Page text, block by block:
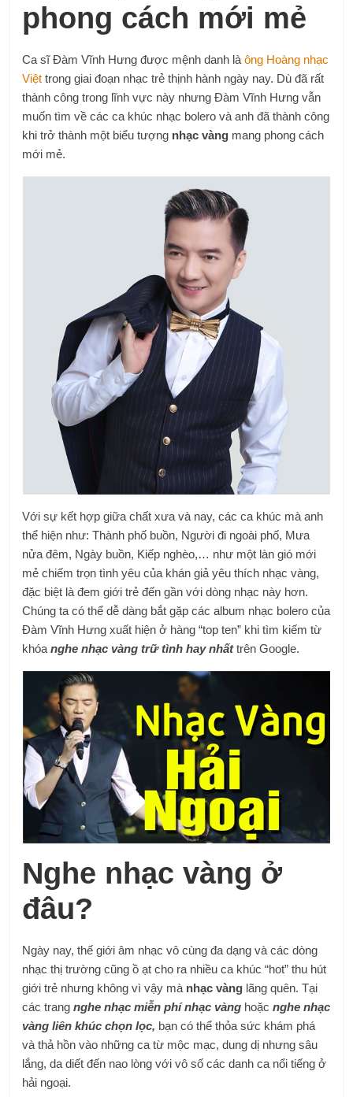
phong cách mới mẻ
Ca sĩ Đàm Vĩnh Hưng được mệnh danh làông Hoàng nhạc
Việt trong giai đoạn nhạc trẻ thịnh hành ngày nay. Dù đã rất
thành công trong lĩnh vực này nhưng Đàm Vĩnh Hưng vẫn
muốn tìm về các ca khúc nhạc bolero và anh đã thành công
khi trở thành một biểu tượng nhạc vàng mang phong cách
mới mẻ.
Với sự kết hợp giữa chất xưa và nay, các ca khúc mà anh
thể hiện như: Thành phố buồn, Người đi ngoài phố, Mưa
nửa đêm, Ngày buồn, Kiếp nghèo,… như một làn gió mới
mẻ chiếm trọn tình yêu của khán giả yêu thích nhạc vàng,
đặc biệt là đem giới trẻ đến gần với dòng nhạc này hơn.
Chúng ta có thể dễ dàng bắt gặp các album nhạc bolero của
Đàm Vĩnh Hưng xuất hiện ở hàng “top ten” khi tìm kiếm từ
khóanghe nhạc vàng trữ tình hay nhấttrên Google.
Nghe nhạc vàng ở
đâu?
Ngày nay, thế giới âm nhạc vô cùng đa dạng và các dòng
nhạc thị trường cũng ồ ạt cho ra nhiều ca khúc “hot” thu hút
giới trẻ nhưng không vì vậy mà nhạc vàng lãng quên. Tại
các trangnghe nhạc miễn phí nhạc vàng hoặcnghe nhạc
vàng liên khúc chọn lọc, bạn có thể thỏa sức khám phá
và thả hồn vào những ca từ mộc mạc, dung dị nhưng sâu
lắng, da diết đến nao lòng với vô số các danh ca nổi tiếng ở
hải ngoại.